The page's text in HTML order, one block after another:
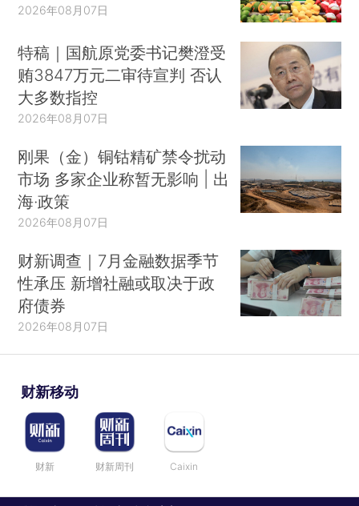
2026年08月07日
特稿｜国航原党委书记樊澄受
贿3847万元二审待宣判 否认
大多数指控
2026年08月07日
刚果（金）铜钴精矿禁令扰动
市场 多家企业称暂无影响 | 出
海·政策
2026年08月07日
财新调查｜7月金融数据季节
性承压 新增社融或取决于政
府债券
2026年08月07日
财新移动
财新 财新周刊 Caixin